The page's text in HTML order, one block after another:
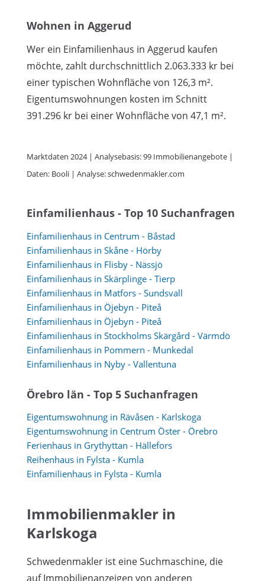
Wohnen in Aggerud
Wer ein Einfamilienhaus in Aggerud kaufen
möchte, zahlt durchschnittlich 2.063.333 kr bei
einer typischen Wohnfläche von 126,3 m².
Eigentumswohnungen kosten im Schnitt
391.296 kr bei einer Wohnfläche von 47,1 m².
Marktdaten 2024 | Analysebasis: 99 Immobilienangebote |
Daten: Booli | Analyse: schwedenmakler.com
Einfamilienhaus - Top 10 Suchanfragen
Einfamilienhaus in Centrum - Båstad
Einfamilienhaus in Skåne - Hörby
Einfamilienhaus in Flisby - Nässjö
Einfamilienhaus in Skärplinge - Tierp
Einfamilienhaus in Matfors - Sundsvall
Einfamilienhaus in Öjebyn - Piteå
Einfamilienhaus in Öjebyn - Piteå
Einfamilienhaus in Stockholms Skärgård - Värmdö
Einfamilienhaus in Pommern - Munkedal
Einfamilienhaus in Nyby - Vallentuna
Örebro län - Top 5 Suchanfragen
Eigentumswohnung in Rävåsen - Karlskoga
Eigentumswohnung in Centrum Öster - Örebro
Ferienhaus in Grythyttan - Hällefors
Reihenhaus in Fylsta - Kumla
Einfamilienhaus in Fylsta - Kumla
Immobilienmakler in
Karlskoga
Schwedenmakler ist eine Suchmaschine, die
auf Immobilienanzeigen von anderen